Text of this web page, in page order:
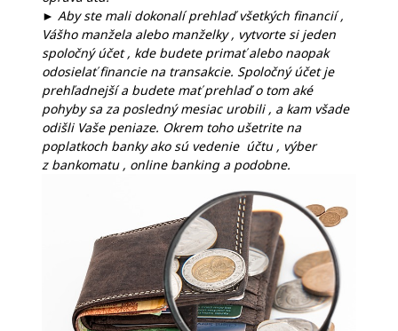
► Aby ste mali dokonalí prehlaď všetkých financií ,
Vášho manžela alebo manželky , vytvorte si jeden
spoločný účet , kde budete primať alebo naopak
odosielať financie na transakcie. Spoločný účet je
prehľadnejší a budete mať prehlaď o tom aké
pohyby sa za posledný mesiac urobili , a kam všade
odišli Vaše peniaze. Okrem toho ušetrite na
poplatkoch banky ako sú vedenie účtu , výber
z bankomatu , online banking a podobne.